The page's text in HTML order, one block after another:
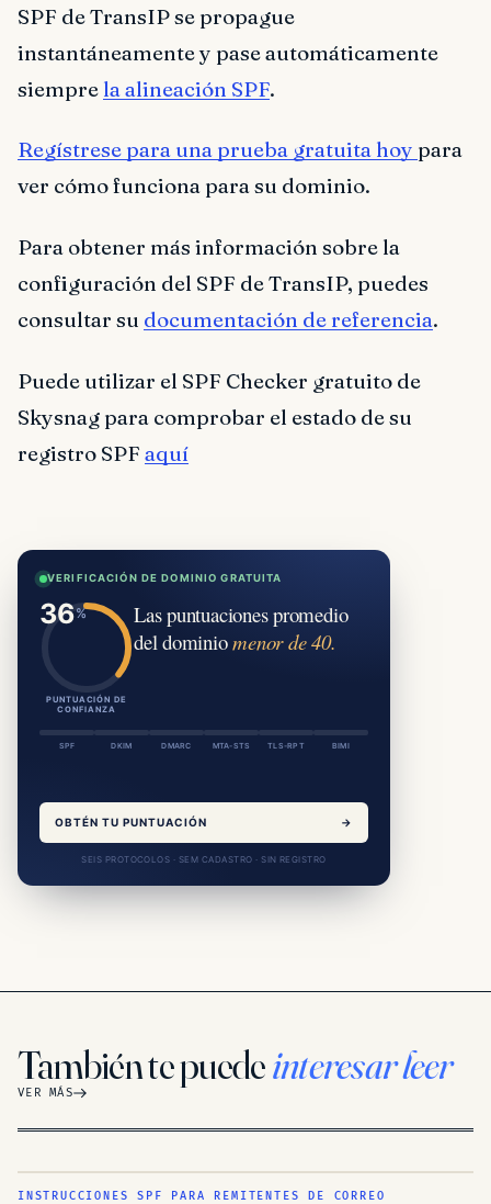
SPF de TransIP se propague
instantáneamente y pase automáticamente
siempre la alineación SPF.
Regístrese para una prueba gratuita hoy para
ver cómo funciona para su dominio.
Para obtener más información sobre la
configuración del SPF de TransIP, puedes
consultar su documentación de referencia.
Puede utilizar el SPF Checker gratuito de
Skysnag para comprobar el estado de su
registro SPF aquí
VERIFICACIÓN DE DOMINIO GRATUITA
PUNTUACIÓN DE
CONFIANZA
Las puntuaciones promedio
del dominiomenor de 40.
SPF DKIM DMARC MTA-STS TLS-RPT BIMI
OBTÉN TU PUNTUACIÓN →
SEIS PROTOCOLOS · SEM CADASTRO · SIN REGISTRO
También te puedeinteresar leer
VER MÁS
INSTRUCCIONES SPF PARA REMITENTES DE CORREO